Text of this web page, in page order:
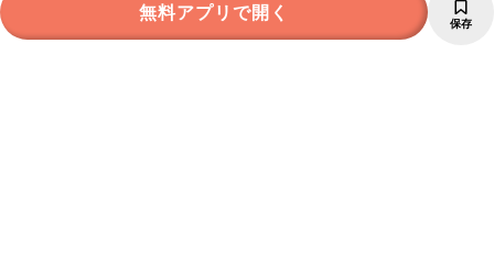
無料アプリで開く 保存